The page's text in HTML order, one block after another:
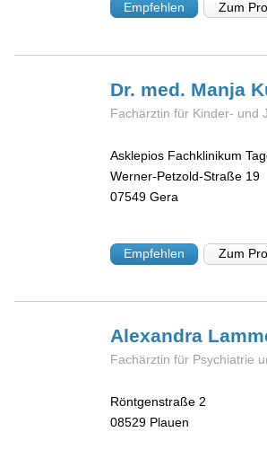
Empfehlen Zum
Dr. med. Manja
Fachärztin für Kinder- und
Asklepios Fachklinikum
Werner-Petzold-Straße 19
07549 Gera
Empfehlen Zum
Alexandra
Fachärztin für Psychiatrie
Röntgenstraße 2
08529 Plauen